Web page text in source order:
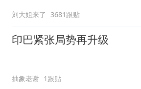
刘大姐来了 3681跟贴
印巴紧张局势再升级
抽象老谢 1跟贴